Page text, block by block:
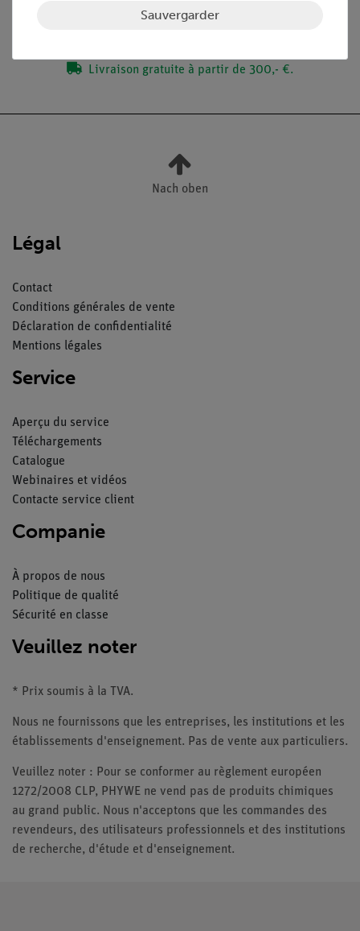
Livraison gratuite à partir de 300,- €.
Nach oben
Légal
Contact
Conditions générales de vente
Déclaration de confidentialité
Mentions légales
Service
Aperçu du service
Téléchargements
Catalogue
Webinaires et vidéos
Contacte service client
Companie
À propos de nous
Politique de qualité
Sécurité en classe
Veuillez noter
* Prix soumis à la TVA.
Nous ne fournissons que les entreprises, les institutions et les
établissements d'enseignement. Pas de vente aux particuliers.
Veuillez noter : Pour se conformer au règlement européen
1272/2008 CLP, PHYWE ne vend pas de produits chimiques
au grand public. Nous n'acceptons que les commandes des
revendeurs, des utilisateurs professionnels et des institutions
de recherche, d'étude et d'enseignement.
Sauvergarder